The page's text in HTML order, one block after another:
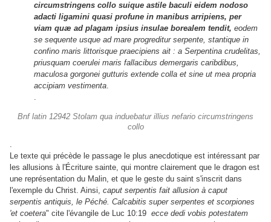
circumstringens collo suique astile baculi eidem nodoso
adacti ligamini quasi profune in manibus arripiens, per
viam quæ ad plagam ipsius insulae borealem tendit, eodem
se sequente usque ad mare progreditur serpente, stantique in
confino maris littorisque praecipiens ait : a Serpentina crudelitas,
priusquam coerulei maris fallacibus demergaris caribdibus,
maculosa gorgonei gutturis extende colla et sine ut mea propria
accipiam vestimenta.
.
Bnf latin 12942 Stolam qua induebatur illius nefario circumstringens
collo
.
Le texte qui précède le passage le plus anecdotique est intéressant par
les allusions à l'Écriture sainte, qui montre clairement que le dragon est
une représentation du Malin, et que le geste du saint s'inscrit dans
l'exemple du Christ. Ainsi, caput serpentis fait allusion à caput
serpentis antiquis, le Péché. Calcabitis super serpentes et scorpiones
'et coetera" cite l'évangile de Luc 10:19 ecce dedi vobis potestatem